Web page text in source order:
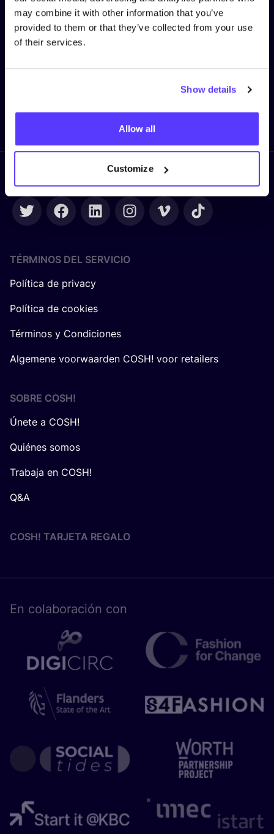
may combine it with other information that you’ve
provided to them or that they’ve collected from your use
of their services.
Show details
Allow all
Customize
Nombre*
Síguenos
TÉRMINOS DEL SERVICIO
Política de privacy
Política de cookies
Términos y Condiciones
Algemene voorwaarden COSH! voor retailers
SOBRE COSH!
Únete a COSH!
Quiénes somos
Trabaja en COSH!
Q&A
COSH! TARJETA REGALO
En cola­bo­ra­ción con